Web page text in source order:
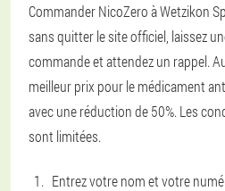
Commander NicoZero à Wetzikon
sans quitter le site officiel, laissez
commande et attendez un rappel.
meilleur prix pour le médicament
avec une réduction de 50%. Les
sont limitées.
Entrez votre nom et votre